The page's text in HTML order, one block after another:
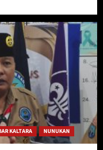
KALTARA NUNUKAN